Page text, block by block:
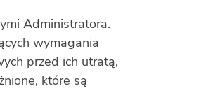
Administratora.
wymagania
przed ich utratą,
które są